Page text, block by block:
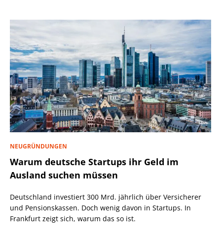
NEUGRÜNDUNGEN
Warum deutsche Startups ihr Geld im
Ausland suchen müssen
Deutschland investiert 300 Mrd. jährlich über Versicherer
und Pensionskassen. Doch wenig davon in Startups. In
Frankfurt zeigt sich, warum das so ist.